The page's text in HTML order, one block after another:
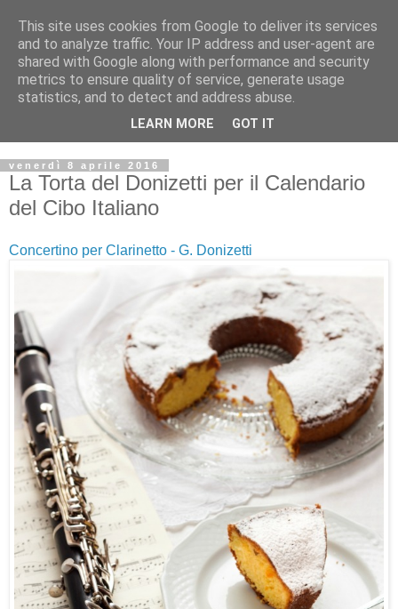
venerdì 8 aprile 2016
La Torta del Donizetti per il Calendario
del Cibo Italiano
Concertino per Clarinetto - G. Donizetti
This site uses cookies from Google to deliver its services
and to analyze traffic. Your IP address and user-agent are
shared with Google along with performance and security
metrics to ensure quality of service, generate usage
statistics, and to detect and address abuse.
LEARN MORE GOT IT